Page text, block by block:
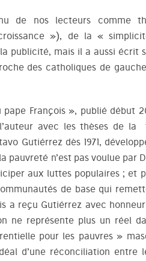
de nos lecteurs comme
»), de la «
publicité, mais il a aussi écrit
des catholiques de
François », publié début
avec les thèses de la
Gutiérrez dès 1971,
n’est pas voulue par
aux luttes populaires ; et
de base qui
a reçu Gutiérrez avec
ne représente plus un réel
pour les pauvres »
d’une réconciliation entre